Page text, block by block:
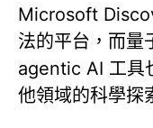
Microsoft
法的平台，而量
agentic AI 工具
他領域的科學探